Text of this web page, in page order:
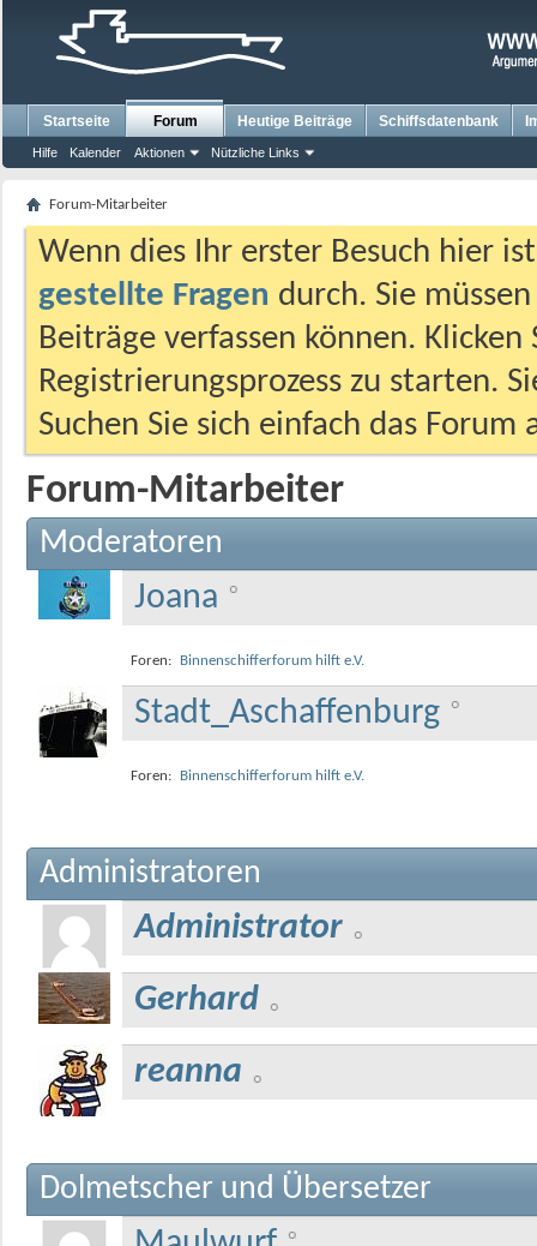
Startseite Forum
Hilfe Kalender Aktionen Nützliche Links
Heutige Beiträge Schiffsdatenbank
Forum-Mitarbeiter
Wenn dies Ihr erster Besuch hier
gestellte Fragen durch. Sie
Beiträge verfassen können.
Registrierungsprozess zu starten.
Suchen Sie sich einfach das
Forum-Mitarbeiter
Moderatoren
Joana
Foren: Binnenschifferforum hilft e.V.
Stadt_Aschaffenburg
Foren: Binnenschifferforum hilft e.V.
Administratoren
Administrator
Gerhard
reanna
Dolmetscher und Übersetzer